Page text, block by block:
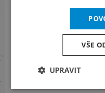
Informace o
+420
VŠE
UPRAVIT